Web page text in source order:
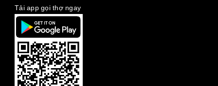
Tải app gọi thợ ngay